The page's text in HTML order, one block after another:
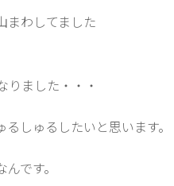
まわしてました
りました・・・
しゅるしたいと思います。
です。